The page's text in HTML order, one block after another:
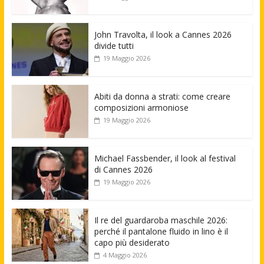
John Travolta, il look a Cannes 2026
divide tutti
19 Maggio 2026
Abiti da donna a strati: come creare
composizioni armoniose
19 Maggio 2026
Michael Fassbender, il look al festival
di Cannes 2026
19 Maggio 2026
Il re del guardaroba maschile 2026:
perché il pantalone fluido in lino è il
capo più desiderato
4 Maggio 2026